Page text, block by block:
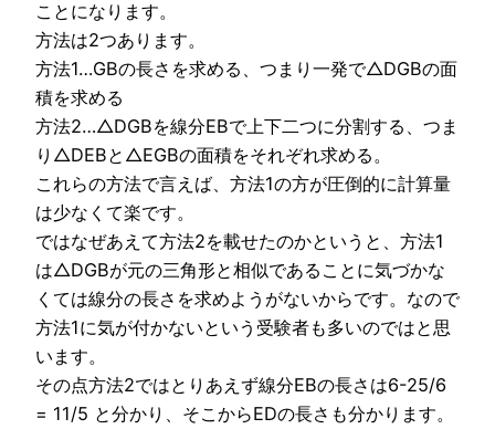
ことになります。
方法は2つあります。
方法1…GBの長さを求める、つまり一発で△DGBの面
積を求める
方法2…△DGBを線分EBで上下二つに分割する、つま
り△DEBと△EGBの面積をそれぞれ求める。
これらの方法で言えば、方法1の方が圧倒的に計算量
は少なくて楽です。
ではなぜあえて方法2を載せたのかというと、方法1
は△DGBが元の三角形と相似であることに気づかな
くては線分の長さを求めようがないからです。なので
方法1に気が付かないという受験者も多いのではと思
います。
その点方法2ではとりあえず線分EBの長さは6-25/6
= 11/5 と分かり、そこからEDの長さも分かります。